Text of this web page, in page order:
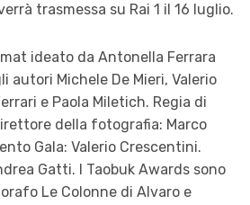
trasmessa su Rai 1 il 16 luglio.
ideato da Antonella Ferrara
autori Michele De Mieri, Valerio
e Paola Miletich. Regia di
della fotografia: Marco
Gala: Valerio Crescentini.
Gatti. I Taobuk Awards sono
Le Colonne di Alvaro e